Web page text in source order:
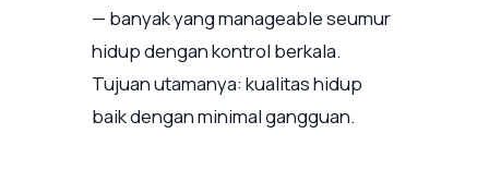
— banyak yang manageable seumur
hidup dengan kontrol berkala.
Tujuan utamanya: kualitas hidup
baik dengan minimal gangguan.